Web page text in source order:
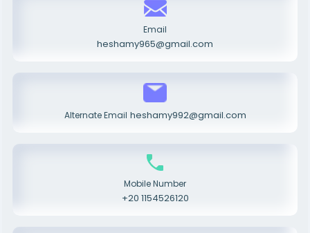
Email
heshamy965@gmail.com
Alternate Email heshamy992@gmail.com
Mobile Number
+20 1154526120